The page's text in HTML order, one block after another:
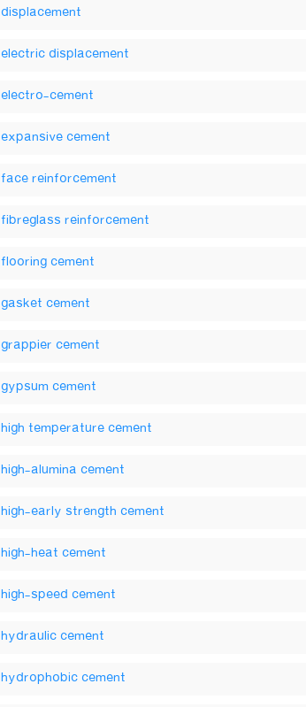
displacement
electric displacement
electro-cement
expansive cement
face reinforcement
fibreglass reinforcement
flooring cement
gasket cement
grappier cement
gypsum cement
high temperature cement
high-alumina cement
high-early strength cement
high-heat cement
high-speed cement
hydraulic cement
hydrophobic cement